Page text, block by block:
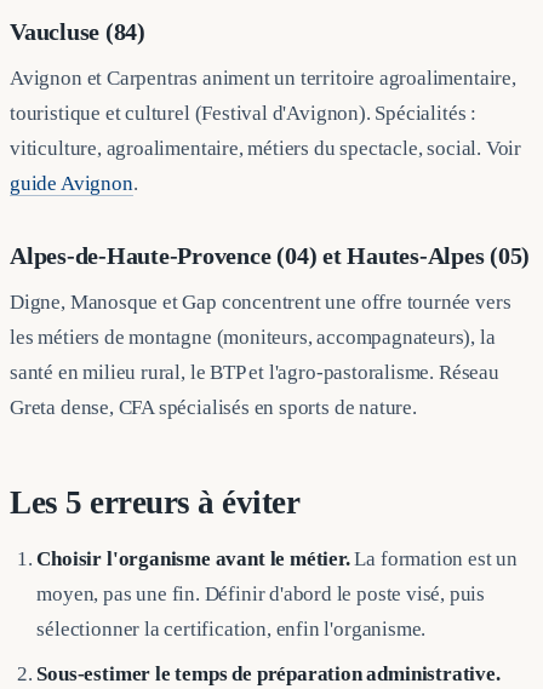
Vaucluse (84)
Avignon et Carpentras animent un territoire agroalimentaire,
touristique et culturel (Festival d'Avignon). Spécialités :
viticulture, agroalimentaire, métiers du spectacle, social. Voir
guide Avignon.
Alpes-de-Haute-Provence (04) et Hautes-Alpes (05)
Digne, Manosque et Gap concentrent une offre tournée vers
les métiers de montagne (moniteurs, accompagnateurs), la
santé en milieu rural, le BTP et l'agro-pastoralisme. Réseau
Greta dense, CFA spécialisés en sports de nature.
Les 5 erreurs à éviter
Choisir l'organisme avant le métier.La formation est un
moyen, pas une fin. Définir d'abord le poste visé, puis
sélectionner la certification, enfin l'organisme.
Sous-estimer le temps de préparation administrative.